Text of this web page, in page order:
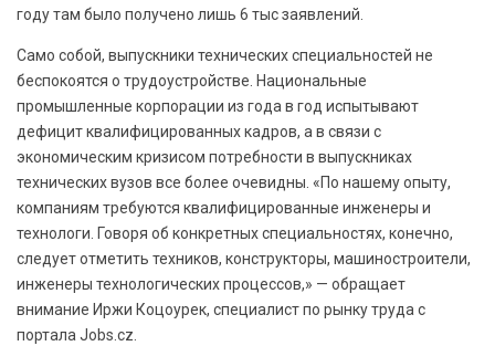
году там было получено лишь 6 тыс заявлений.
Само собой, выпускники технических специальностей не
беспокоятся о трудоустройстве. Национальные
промышленные корпорации из года в год испытывают
дефицит квалифицированных кадров, а в связи с
экономическим кризисом потребности в выпускниках
технических вузов все более очевидны. «По нашему опыту,
компаниям требуются квалифицированные инженеры и
технологи. Говоря об конкретных специальностях, конечно,
следует отметить техников, конструкторы, машиностроители,
инженеры технологических процессов,» — обращает
внимание Иржи Коцоурек, специалист по рынку труда с
портала Jobs.cz.